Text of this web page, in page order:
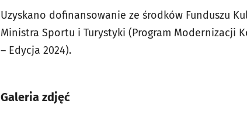
Uzyskano dofinansowanie ze środków Funduszu
Ministra Sportu i Turystyki (Program Modernizacji
– Edycja 2024).
Galeria zdjęć